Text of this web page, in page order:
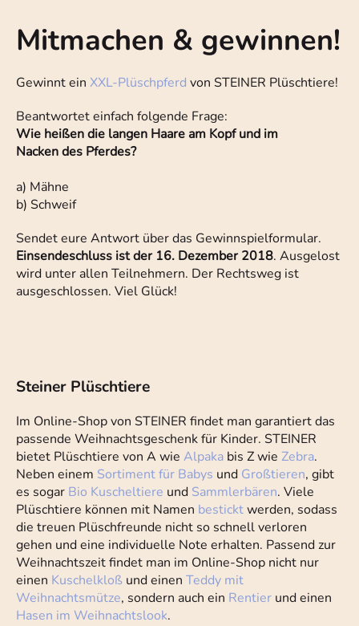
Mitmachen & gewinnen!
Gewinnt ein XXL-Plüschpferd von STEINER Plüschtiere!
Beantwortet einfach folgende Frage:
Wie heißen die langen Haare am Kopf und im
Nacken des Pferdes?
a) Mähne
b) Schweif
Sendet eure Antwort über das Gewinnspielformular.
Einsendeschluss ist der 16. Dezember 2018. Ausgelost
wird unter allen Teilnehmern. Der Rechtsweg ist
ausgeschlossen. Viel Glück!
Steiner Plüschtiere
Im Online-Shop von STEINER findet man garantiert das
passende Weihnachtsgeschenk für Kinder. STEINER
bietet Plüschtiere von A wie Alpaka bis Z wie Zebra.
Neben einem Sortiment für Babys und Großtieren, gibt
es sogar Bio Kuscheltiere und Sammlerbären. Viele
Plüschtiere können mit Namen besticktwerden, sodass
die treuen Plüschfreunde nicht so schnell verloren
gehen und eine individuelle Note erhalten. Passend zur
Weihnachtszeit findet man im Online-Shop nicht nur
einen Kuschelkloß und einen Teddy mit
Weihnachtsmütze, sondern auch ein Rentier und einen
Hasen im Weihnachtslook.